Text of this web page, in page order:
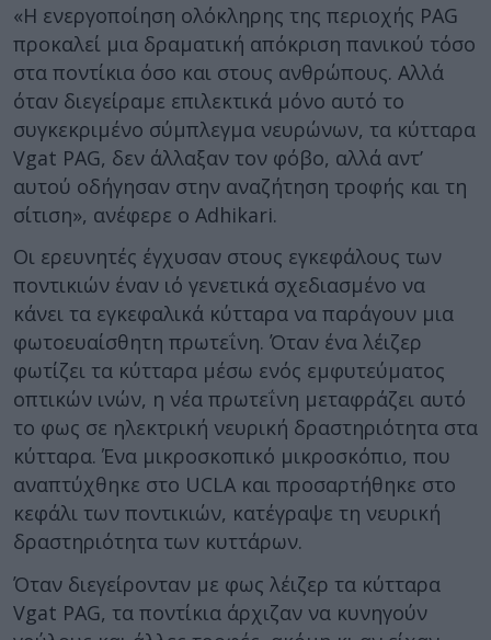
«Η ενεργοποίηση ολόκληρης της περιοχής PAG
προκαλεί μια δραματική απόκριση πανικού τόσο
στα ποντίκια όσο και στους ανθρώπους. Αλλά
όταν διεγείραμε επιλεκτικά μόνο αυτό το
συγκεκριμένο σύμπλεγμα νευρώνων, τα κύτταρα
Vgat PAG, δεν άλλαξαν τον φόβο, αλλά αντ’
αυτού οδήγησαν στην αναζήτηση τροφής και τη
σίτιση», ανέφερε ο Adhikari.
Οι ερευνητές έγχυσαν στους εγκεφάλους των
ποντικιών έναν ιό γενετικά σχεδιασμένο να
κάνει τα εγκεφαλικά κύτταρα να παράγουν μια
φωτοευαίσθητη πρωτεΐνη. Όταν ένα λέιζερ
φωτίζει τα κύτταρα μέσω ενός εμφυτεύματος
οπτικών ινών, η νέα πρωτεΐνη μεταφράζει αυτό
το φως σε ηλεκτρική νευρική δραστηριότητα στα
κύτταρα. Ένα μικροσκοπικό μικροσκόπιο, που
αναπτύχθηκε στο UCLA και προσαρτήθηκε στο
κεφάλι των ποντικιών, κατέγραψε τη νευρική
δραστηριότητα των κυττάρων.
Όταν διεγείρονταν με φως λέιζερ τα κύτταρα
Vgat PAG, τα ποντίκια άρχιζαν να κυνηγούν